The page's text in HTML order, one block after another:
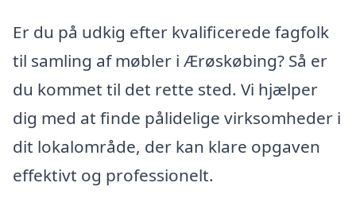
Er du på udkig efter kvalificerede fagfolk
til samling af møbler i Ærøskøbing? Så er
du kommet til det rette sted. Vi hjælper
dig med at finde pålidelige virksomheder i
dit lokalområde, der kan klare opgaven
effektivt og professionelt.